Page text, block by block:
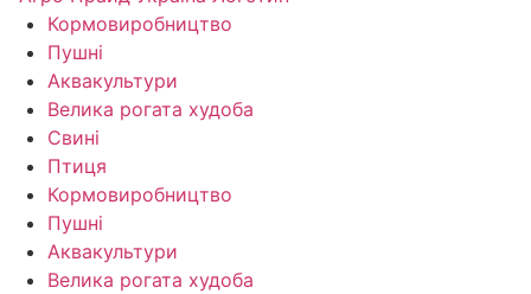
Кормо­виробництво
Пушні
Аквакультури
Велика рогата худоба
Свині
Птиця
Кормо­виробництво
Пушні
Аквакультури
Велика рогата худоба